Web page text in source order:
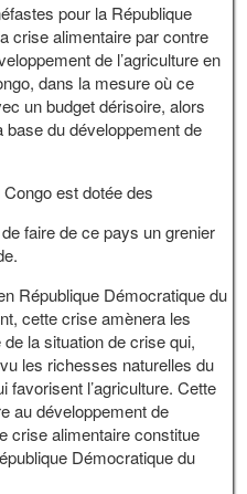
pour la République
crise alimentaire par contre
de l’agriculture en
dans la mesure où ce
un budget dérisoire, alors
base du développement de
est dotée des
faire de ce pays un grenier
République Démocratique du
cette crise amènera les
la situation de crise qui,
les richesses naturelles du
favorisent l’agriculture. Cette
au développement de
crise alimentaire constitue
Démocratique du